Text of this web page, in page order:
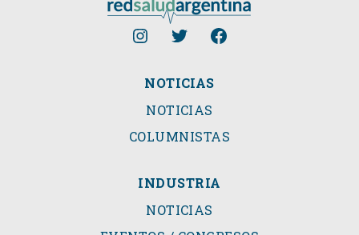
NOTICIAS
NOTICIAS
COLUMNISTAS
INDUSTRIA
NOTICIAS